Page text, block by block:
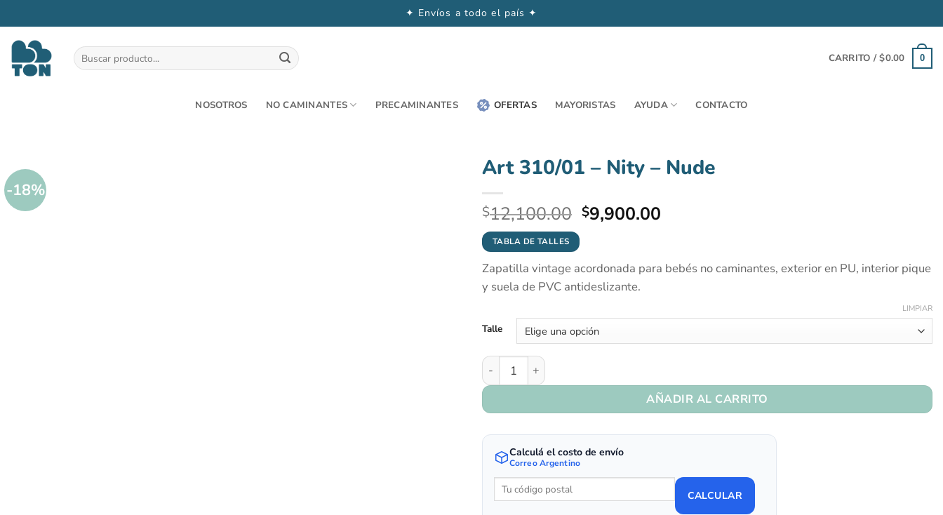
✦ Envíos a todo el país ✦
contenido
Buscar
por:
CARRITO /$0.00 0
NOSOTROS NO CAMINANTES PRECAMINANTES OFERTAS MAYORISTAS AYUDA CONTACTO
-18%
Art 310/01 – Nity – Nude
$12,100.00 El
era:
$12,100.00.
$9,900.00
es:
TABLA DE TALLES
Zapatilla vintage acordonada para bebés no caminantes, exterior en PU, interior pique
y suela de PVC antideslizante.
Talle
LIMPIAR
Art 310/01 - Nity - Nude cantidad
AÑADIR AL CARRITO
Calculá el costo de envío
Correo Argentino
CALCULAR